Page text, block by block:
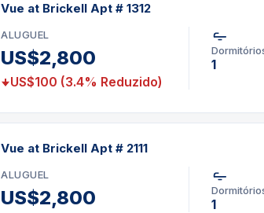
Vue at Brickell Apt # 1312
ALUGUEL
US$2,800
US$100 (3.4% Reduzido)
1
Vue at Brickell Apt # 2111
ALUGUEL
US$2,800 1